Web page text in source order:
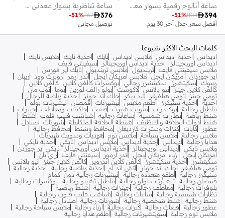
ساعة أنالوج رقمية بسوار معدني مطلي بالذهب
394
804
-51%
أفضل سعر خلال آخر 30 يوم
توصيل مجاني
أفضل سعر خلال آخر 30 يوم
ساعة تناظرية بسوار معدني مطلي بالذهب
376
767
-51%
توصيل مجاني
كلمات البحث الأكثر شيوعا
اديداس احذية اديداس ملابس اديداس نايك احذية نايك ملابس نايك
اديداس اوريجينالز
احذية اديداس اوريجينالز
سيفينتي فايف
ملابس سيفينتي فايف ترينديول ملابس ترينديول نايك اير فورس
اير جوردان امريكان ايجل ملابس امريكان ايجل اندر ارمر روبرت وود
ريبان
ريبوك
سكيتشرز سكيتشرز رجالي بوكسرات كالفن كلاين كالفن كلاين
كالفن كلاين جينز نيو بالانس لاكوست بولو رالف لورين بوما
توب مان
تومي جينز تومي هيلفيغر تيد بيكر جاك اند جونز
أحذية رياضة للرجال
احذية
احذية سنيكرز أطقم ملابس تيشيرتات قمصان تيشيرتات بولو
بناطيل رجالية بوكسرات سويت شيرت فست جاكيتات ومعاطف جينزات
شنط رياضة نظارات شمسية ساعات رجاليه شباشب فليب فلوب
شنط
شنط أدوات الحلاقة والتنظيف
شنطة الحلاقة المتكاملة شورتات صنادل
عطور
كابات كنزات وسترات كارديغان محافظ وشنط
محافظ رجالية
ملابس رجالية ملابس سباحة ملابس نوم
هوديات وسويت شيرتات
هدايا رجالية أديداس أحذية أديداس ملابس أديداس نايكي أحذبة نايكي
ملابس نايكي أديداس أوريجينالز أحذية أديداس أوريجينالز
نايكي اير جوردن
أمريكان إيجل أزياء أمريكان إيجل أندر آرمور سيفنتي فايف راي بان
سكيتشرز
أحذية سكيتشرز كالفن كلاين اندروير كالفن كلاين جينز
نيو بالانس
تومي هيلفيغر
جاك اند جونز اتش اند ام أحذية رياضية رجالية أحذية رجالية
سنيكرز رجالية أطقم متعددة رجالية تيشيرتات رجالية دون أكمام
قمصان رجالية تيشيرتات بولو رجالية بناطيل تشينو رجالية بوكسرات رجالية
بلوفرات رجالية معاطف رجالية جينزات رجالية
شنط رياضية
نظارات شمسية رجالية
ساعات رجالية
شباشب فليب فلوب رجالية
شنط رجالية
شنط شخصية رجالية شورتات رجالية صنادل رجالية
عطور رجالية
قبعات رجالية كنزات رجالية أزياء رجالية ملابس سباحة رجالية
ملابس نوم رجالية
سويتشيرتات رجالية أطقم هدايا رجالية